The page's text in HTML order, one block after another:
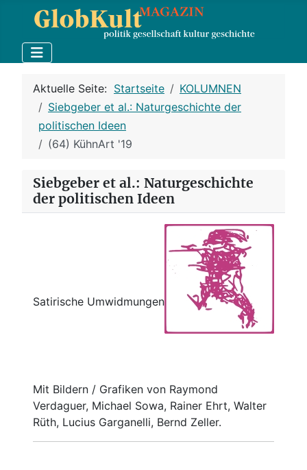
Aktuelle Seite: Startseite
KOLUMNEN
Siebgeber et al.: Naturgeschichte der
politischen Ideen
(64) KühnArt '19
Siebgeber et al.: Naturgeschichte
der politischen Ideen
Satirische Umwidmungen
Mit Bildern / Grafiken von Raymond
Verdaguer, Michael Sowa, Rainer Ehrt, Walter
Rüth, Lucius Garganelli, Bernd Zeller.